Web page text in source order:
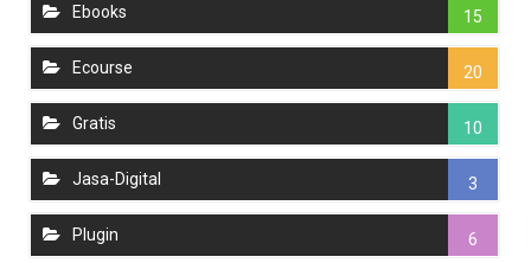
Ebooks 15
Ecourse 20
Gratis 10
Jasa-Digital 3
Plugin 6